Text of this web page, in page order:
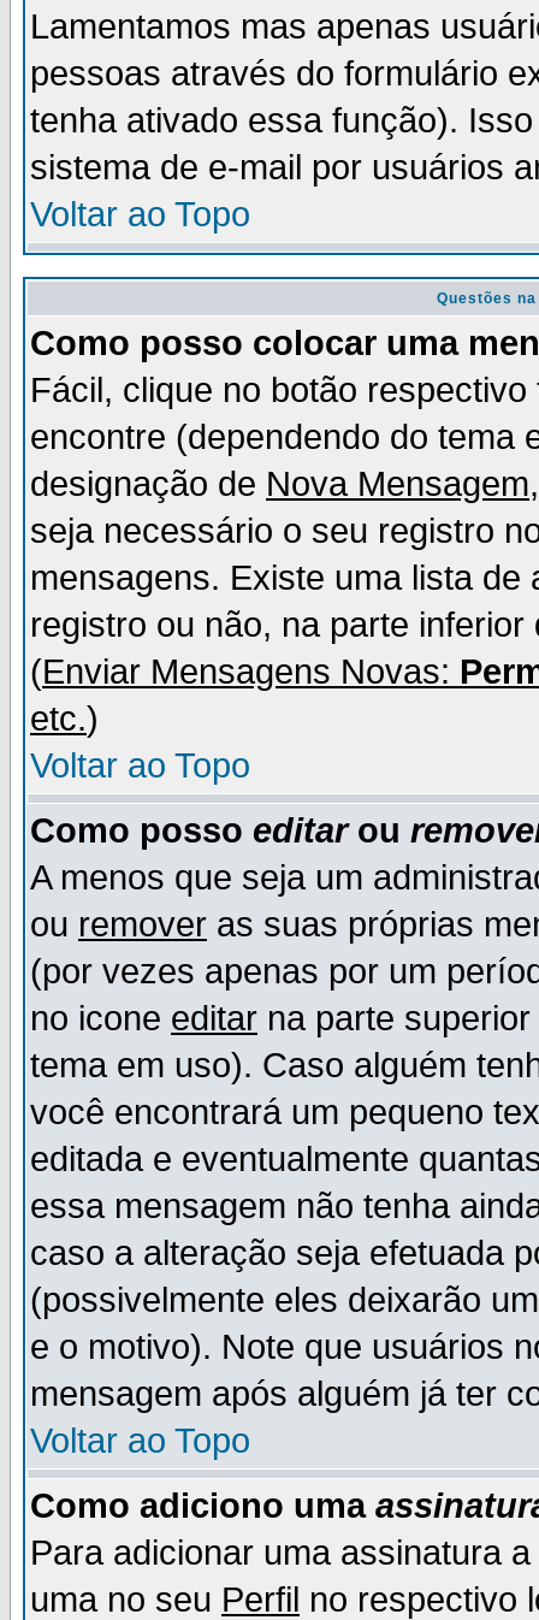
Lamentamos mas apenas
pessoas através do formulário
tenha ativado essa função).
sistema de e-mail por usuários
Voltar ao Topo
Questões
Como posso colocar uma
Fácil, clique no botão
encontre (dependendo do tema
designação de Nova Mensagem
seja necessário o seu registro
mensagens. Existe uma lista
registro ou não, na parte
(Enviar Mensagens Novas:
etc.)
Voltar ao Topo
Como posso editarou
A menos que seja um
ou remover as suas próprias
(por vezes apenas por um
no icone editar na parte
tema em uso). Caso alguém
você encontrará um pequeno
editada e eventualmente
essa mensagem não tenha
caso a alteração seja efetuada
(possivelmente eles deixarão
e o motivo). Note que usuários
mensagem após alguém já ter
Voltar ao Topo
Como adiciono uma
Para adicionar uma assinatura
uma no seu Perfil no respectivo